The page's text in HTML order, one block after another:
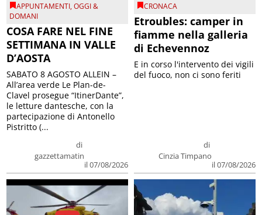
APPUNTAMENTI,OGGI &
DOMANI
COSA FARE NEL FINE
SETTIMANA IN VALLE
D’AOSTA
di
gazzettamatin
il 07/08/2026
SABATO 8 AGOSTO ALLEIN –
All’area verde Le Plan-de-
Clavel prosegue “ItinerDante”,
le letture dantesche, con la
partecipazione di Antonello
Pistritto (...
CRONACA
Etroubles: camper in
fiamme nella galleria
di Echevennoz
di
Cinzia Timpano
il 07/08/2026
E in corso l'intervento dei vigili
del fuoco, non ci sono feriti